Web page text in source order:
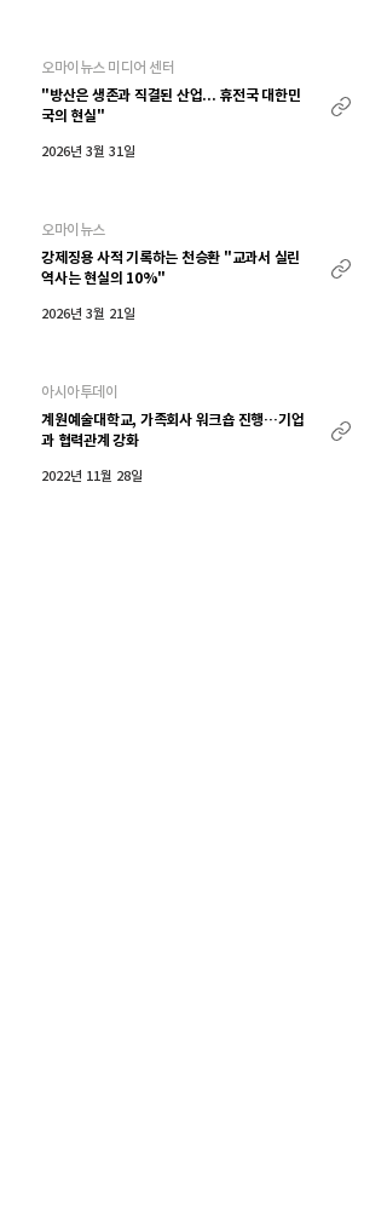
오마이뉴스 미디어 센터
"방산은 생존과 직결된 산업... 휴전국 대한민
국의 현실"
2026년 3월 31일
오마이뉴스
강제징용 사적 기록하는 천승환 "교과서 실린
역사는 현실의 10%"
2026년 3월 21일
아시아투데이
계원예술대학교, 가족회사 워크숍 진행…기업
과 협력관계 강화
2022년 11월 28일